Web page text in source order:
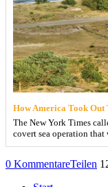
How America Took Out
The New York Times
covert sea operation
0 KommentareTeilen